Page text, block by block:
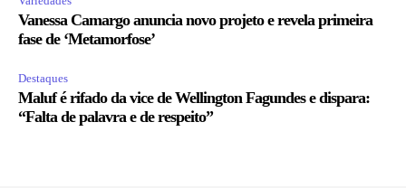
Vanessa Camargo anuncia novo projeto e revela primeira
fase de ‘Metamorfose’
Destaques
Maluf é rifado da vice de Wellington Fagundes e dispara:
“Falta de palavra e de respeito”